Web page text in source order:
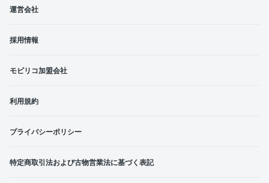
運営会社
採用情報
モビリコ加盟会社
利用規約
プライバシーポリシー
特定商取引法および古物営業法に基づく表記